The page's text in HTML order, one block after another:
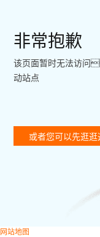
非常抱歉
该页面暂时无法访
动站点
或者您可以先逛
网站地图